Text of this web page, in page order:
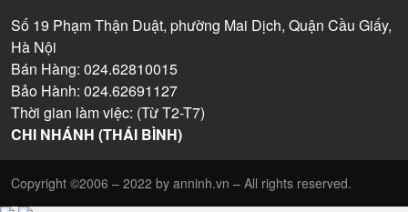
Số 19 Phạm Thận Duật, phường Mai Dịch, Quận Cầu Giấy,
Hà Nội
Bán Hàng: 024.62810015
Bảo Hành: 024.62691127
Thời gian làm việc: (Từ T2-T7)
CHI NHÁNH (THÁI BÌNH)
Copyright ©2006 – 2022 by anninh.vn – All rights reserved.